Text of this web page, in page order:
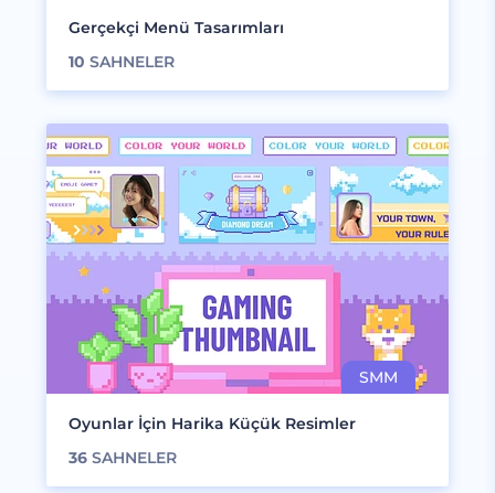
Gerçekçi Menü Tasarımları
10 SAHNELER
Oyunlar İçin Harika Küçük Resimler
36 SAHNELER